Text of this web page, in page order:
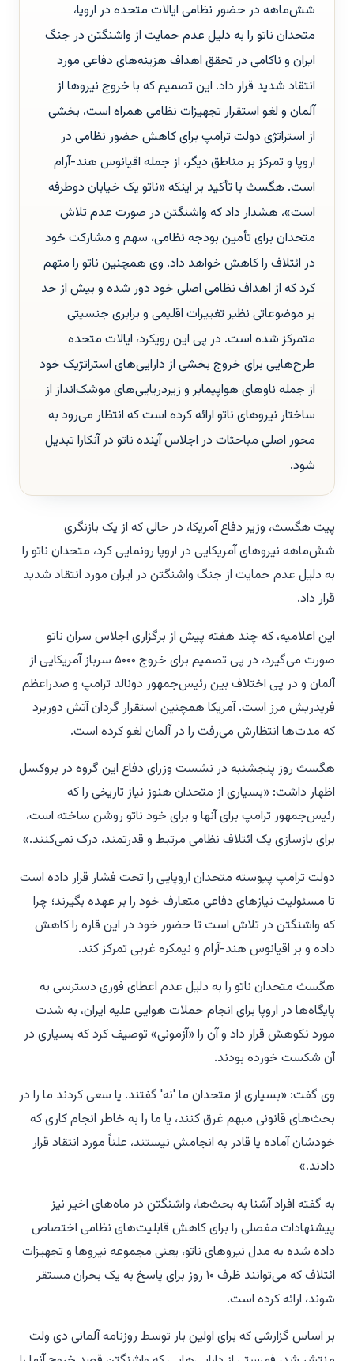
شش‌ماهه در حضور نظامی ایالات متحده در اروپا،
متحدان ناتو را به دلیل عدم حمایت از واشنگتن در جنگ
ایران و ناکامی در تحقق اهداف هزینه‌های دفاعی مورد
انتقاد شدید قرار داد. این تصمیم که با خروج نیروها از
آلمان و لغو استقرار تجهیزات نظامی همراه است، بخشی
از استراتژی دولت ترامپ برای کاهش حضور نظامی در
اروپا و تمرکز بر مناطق دیگر، از جمله اقیانوس هند-آرام
است. هگسث با تأکید بر اینکه «ناتو یک خیابان دوطرفه
است»، هشدار داد که واشنگتن در صورت عدم تلاش
متحدان برای تأمین بودجه نظامی، سهم و مشارکت خود
در ائتلاف را کاهش خواهد داد. وی همچنین ناتو را متهم
کرد که از اهداف نظامی اصلی خود دور شده و بیش از حد
بر موضوعاتی نظیر تغییرات اقلیمی و برابری جنسیتی
متمرکز شده است. در پی این رویکرد، ایالات متحده
طرح‌هایی برای خروج بخشی از دارایی‌های استراتژیک خود
از جمله ناوهای هواپیمابر و زیردریایی‌های موشک‌انداز از
ساختار نیروهای ناتو ارائه کرده است که انتظار می‌رود به
محور اصلی مباحثات در اجلاس آینده ناتو در آنکارا تبدیل
شود.
پیت هگسث، وزیر دفاع آمریکا، در حالی که از یک بازنگری
شش‌ماهه نیروهای آمریکایی در اروپا رونمایی کرد، متحدان ناتو را
به دلیل عدم حمایت از جنگ واشنگتن در ایران مورد انتقاد شدید
قرار داد.
این اعلامیه، که چند هفته پیش از برگزاری اجلاس سران ناتو
صورت می‌گیرد، در پی تصمیم برای خروج ۵۰۰۰ سرباز آمریکایی از
آلمان و در پی اختلاف بین رئیس‌جمهور دونالد ترامپ و صدراعظم
فریدریش مرز است. آمریکا همچنین استقرار گردان آتش دوربرد
که مدت‌ها انتظارش می‌رفت را در آلمان لغو کرده است.
هگسث روز پنجشنبه در نشست وزرای دفاع این گروه در بروکسل
اظهار داشت: «بسیاری از متحدان هنوز نیاز تاریخی را که
رئیس‌جمهور ترامپ برای آنها و برای خود ناتو روشن ساخته است،
برای بازسازی یک ائتلاف نظامی مرتبط و قدرتمند، درک نمی‌کنند.»
دولت ترامپ پیوسته متحدان اروپایی را تحت فشار قرار داده است
تا مسئولیت نیازهای دفاعی متعارف خود را بر عهده بگیرند؛ چرا
که واشنگتن در تلاش است تا حضور خود در این قاره را کاهش
داده و بر اقیانوس هند-آرام و نیمکره غربی تمرکز کند.
هگسث متحدان ناتو را به دلیل عدم اعطای فوری دسترسی به
پایگاه‌ها در اروپا برای انجام حملات هوایی علیه ایران، به شدت
مورد نکوهش قرار داد و آن را «آزمونی» توصیف کرد که بسیاری در
آن شکست خورده بودند.
وی گفت: «بسیاری از متحدان ما 'نه' گفتند. یا سعی کردند ما را در
بحث‌های قانونی مبهم غرق کنند، یا ما را به خاطر انجام کاری که
خودشان آماده یا قادر به انجامش نیستند، علناً مورد انتقاد قرار
دادند.»
به گفته افراد آشنا به بحث‌ها، واشنگتن در ماه‌های اخیر نیز
پیشنهادات مفصلی را برای کاهش قابلیت‌های نظامی اختصاص
داده شده به مدل نیروهای ناتو، یعنی مجموعه نیروها و تجهیزات
ائتلاف که می‌توانند ظرف ۱۰ روز برای پاسخ به یک بحران مستقر
شوند، ارائه کرده است.
بر اساس گزارشی که برای اولین بار توسط روزنامه آلمانی دی ولت